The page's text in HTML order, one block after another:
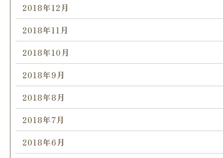
2018年12月
2018年11月
2018年10月
2018年9月
2018年8月
2018年7月
2018年6月